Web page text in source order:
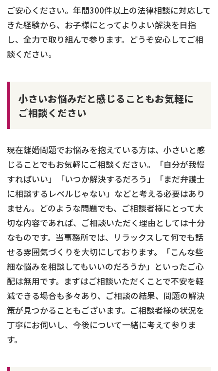
ご安心ください。年間300件以上の法律相談に対応して
きた経験から、お子様にとってよりよい解決を目指
し、全力で取り組んで参ります。どうぞ安心してご相
談ください。
小さいお悩みだと感じることもお気軽に
ご相談ください
現在離婚問題でお悩みを抱えている方は、小さいと感
じることでもお気軽にご相談ください。「自分が我慢
すればいい」「いつか解決するだろう」「まだ弁護士
に相談するレベルじゃない」などと考える必要はあり
ません。どのような問題でも、ご相談者様にとって大
切な内容であれば、ご相談いただく理由としては十分
なものです。当事務所では、リラックスして何でも話
せる雰囲気づくりを大切にしております。「こんな些
細な悩みを相談してもいいのだろうか」といったご心
配は無用です。まずはご相談いただくことで不安を軽
減できる場合も多々あり、ご相談の結果、問題の解決
策が見つかることもございます。ご相談者様の状況を
丁寧にお伺いし、今後について一緒に考えて参りま
す。